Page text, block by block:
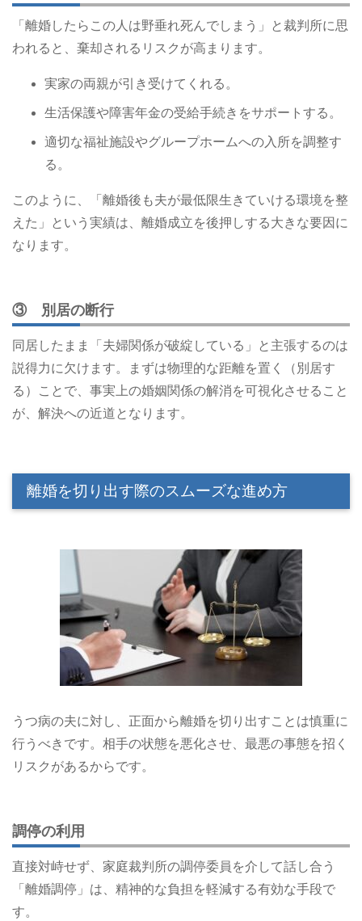
「離婚したらこの人は野垂れ死んでしまう」と裁判所に思
われると、棄却されるリスクが高まります。
実家の両親が引き受けてくれる。
生活保護や障害年金の受給手続きをサポートする。
適切な福祉施設やグループホームへの入所を調整す
る。
このように、「離婚後も夫が最低限生きていける環境を整
えた」という実績は、離婚成立を後押しする大きな要因に
なります。
③ 別居の断行
同居したまま「夫婦関係が破綻している」と主張するのは
説得力に欠けます。まずは物理的な距離を置く（別居す
る）ことで、事実上の婚姻関係の解消を可視化させること
が、解決への近道となります。
離婚を切り出す際のスムーズな進め方
うつ病の夫に対し、正面から離婚を切り出すことは慎重に
行うべきです。相手の状態を悪化させ、最悪の事態を招く
リスクがあるからです。
調停の利用
直接対峙せず、家庭裁判所の調停委員を介して話し合う
「離婚調停」は、精神的な負担を軽減する有効な手段で
す。